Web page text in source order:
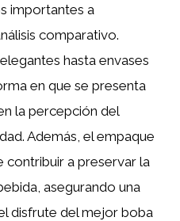
importantes a
comparativo.
hasta envases
en que se presenta
la percepción del
Además, el empaque
contribuir a preservar la
asegurando una
disfrute del mejor boba